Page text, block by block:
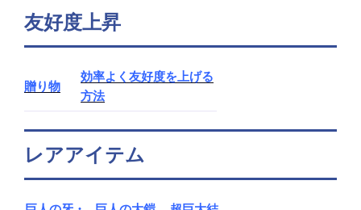
友好度上昇
贈り物
効率よく友好度を上げる
方法
レアアイテム